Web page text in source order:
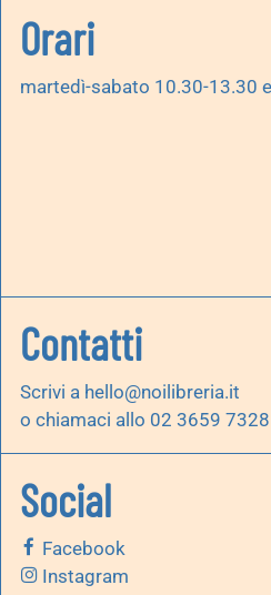
Orari
martedì-sabato 10.30-13.30
Contatti
Scrivi a hello@noilibreria.it
o chiamaci allo 02 3659 7328
Social
Facebook
Instagram